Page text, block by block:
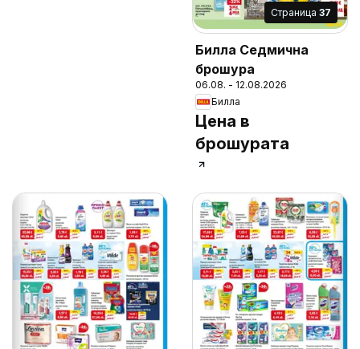
Cтраница 37
Билла Седмична
брошура
06.08. - 12.08.2026
Билла
Цена в
брошурата